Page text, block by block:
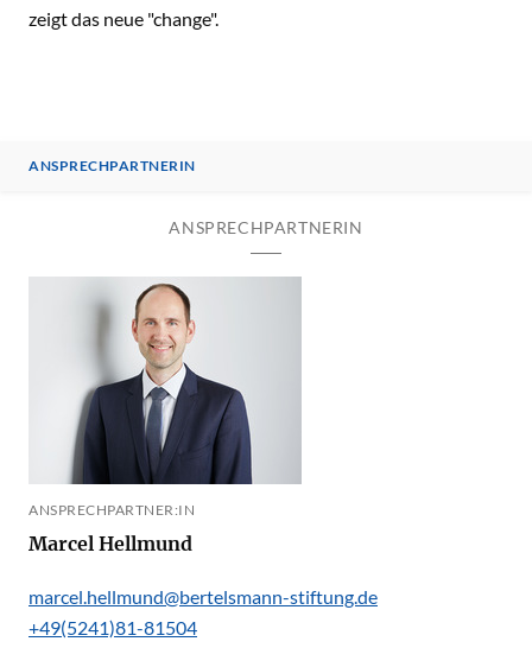
zeigt das neue "change".
ANSPRECHPARTNERIN
ANSPRECHPARTNERIN
ANSPRECHPARTNER:IN
Marcel Hellmund
marcel.hellmund@bertelsmann-stiftung.de
+49(5241)81-81504